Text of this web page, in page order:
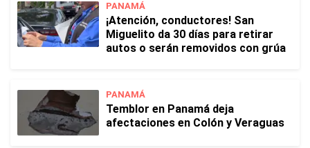
PANAMÁ
¡Atención, conductores! San
Miguelito da 30 días para retirar
autos o serán removidos con grúa
PANAMÁ
Temblor en Panamá deja
afectaciones en Colón y Veraguas